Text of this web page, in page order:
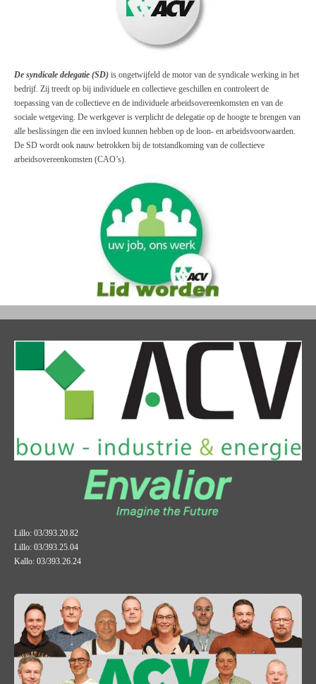
De syndicale delegatie (SD) is ongetwijfeld de motor van de syndicale werking in het
bedrijf. Zij treedt op bij individuele en collectieve geschillen en controleert de
toepassing van de collectieve en de individuele arbeidsovereenkomsten en van de
sociale wetgeving. De werkgever is verplicht de delegatie op de hoogte te brengen van
alle beslissingen die een invloed kunnen hebben op de loon- en arbeidsvoorwaarden.
De SD wordt ook nauw betrokken bij de totstandkoming van de collectieve
arbeidsovereenkomsten (CAO’s).
Lillo: 03/393.20.82
Lillo: 03/393.25.04
Kallo: 03/393.26.24